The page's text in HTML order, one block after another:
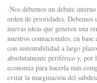
-Nos debemos un debate
orden de prioridades.
nuevas ideas que generen una
nuestros connacionales, en
con sustentabilidad a largo
absolutamente periférico y, por
economía para hacerla más
evitar la marginación del